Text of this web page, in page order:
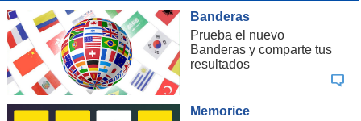
Banderas
Prueba el nuevo
Banderas y comparte tus
resultados
Memorice